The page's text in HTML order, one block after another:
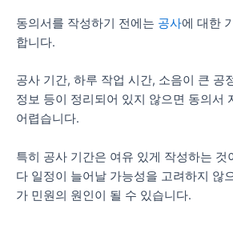
동의서를 작성하기 전에는 공사에 대한
합니다.
공사 기간, 하루 작업 시간, 소음이 큰 공
정보 등이 정리되어 있지 않으면 동의서
어렵습니다.
특히 공사 기간은 여유 있게 작성하는 것
다 일정이 늘어날 가능성을 고려하지 않
가 민원의 원인이 될 수 있습니다.